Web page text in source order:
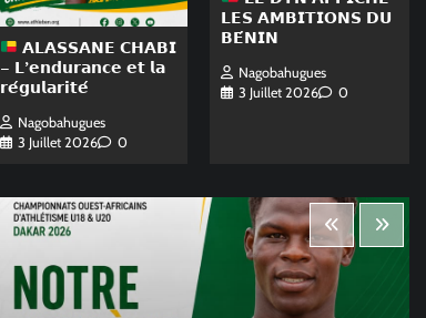
𝗔𝗟𝗔𝗦𝗦𝗔𝗡𝗘 𝗖𝗛𝗔𝗕𝗜
– 𝗟’𝗲𝗻𝗱𝘂𝗿𝗮𝗻𝗰𝗲 𝗲𝘁 𝗹𝗮
𝗿𝗲́𝗴𝘂𝗹𝗮𝗿𝗶𝘁𝗲́
Nagobahugues
3 Juillet 2026
0
𝗟𝗘𝗦 𝗔𝗠𝗕𝗜𝗧𝗜𝗢𝗡𝗦 𝗗𝗨
𝗕𝗘́𝗡𝗜𝗡
Nagobahugues
3 Juillet 2026
0